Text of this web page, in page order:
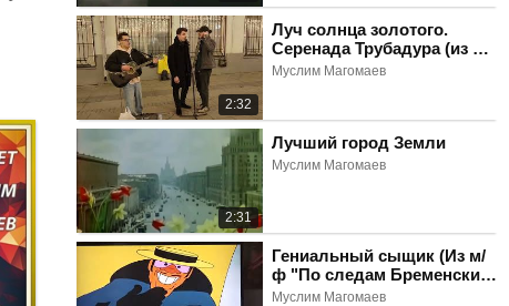
2:32
Луч солнца золотого.
Серенада Трубадура (из м/
ф "Бременские
Муслим Магомаев
2:31
Лучший город Земли
Муслим Магомаев
Гениальный сыщик (Из м/
ф "По следам Бременских
музыкантов")
Муслим Магомаев